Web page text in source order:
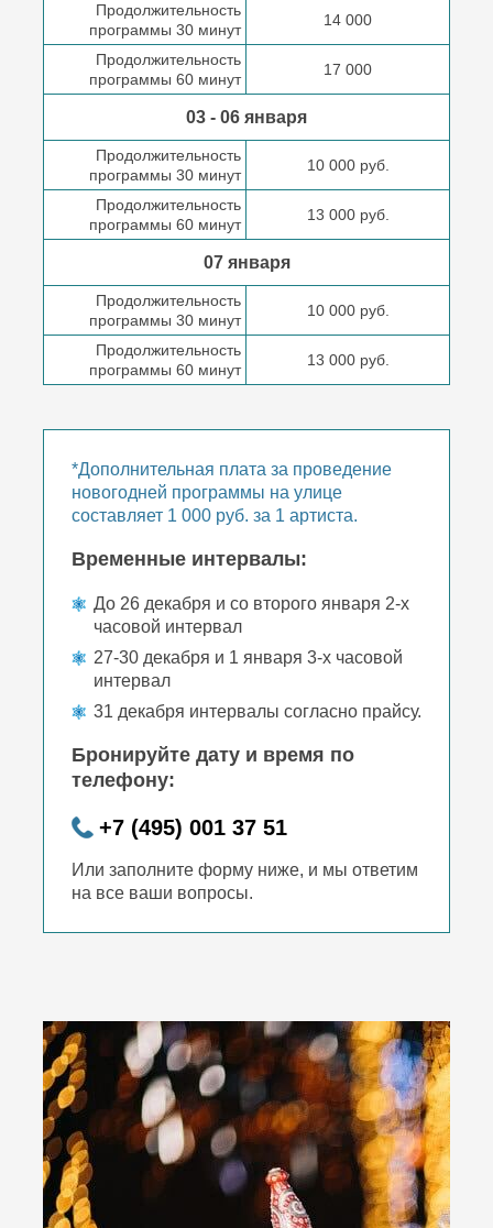
Продолжительность
программы 30 минут
14 000
Продолжительность
программы 60 минут
17 000
03 - 06 января
Продолжительность
программы 30 минут
10 000 руб.
Продолжительность
программы 60 минут
13 000 руб.
07 января
Продолжительность
программы 30 минут
10 000 руб.
Продолжительность
программы 60 минут
13 000 руб.
*Дополнительная плата за проведение
новогодней программы на улице
составляет 1 000 руб. за 1 артиста.
Временные интервалы:
До 26 декабря и со второго января 2-х
часовой интервал
27-30 декабря и 1 января 3-х часовой
интервал
31 декабря интервалы согласно прайсу.
Бронируйте дату и время по
телефону:
+7 (495) 001 37 51
Или заполните форму ниже, и мы ответим
на все ваши вопросы.